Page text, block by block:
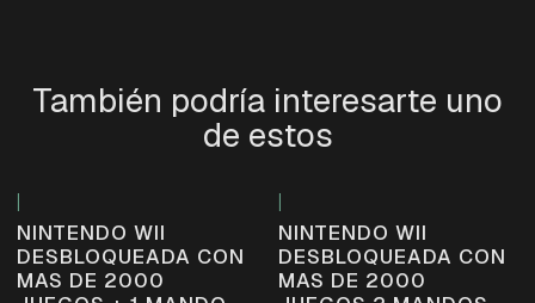
También podría interesarte uno
de estos
NINTENDO WII
DESBLOQUEADA CON
MAS DE 2000
NINTENDO WII
DESBLOQUEADA CON
MAS DE 2000